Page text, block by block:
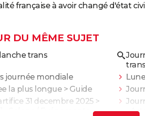
française à avoir changé d'état
DU MÊME SUJET
trans
journée mondiale
la plus longue > Guide
31 decembre 2025 >
-